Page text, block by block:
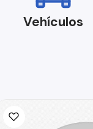
Vehículos